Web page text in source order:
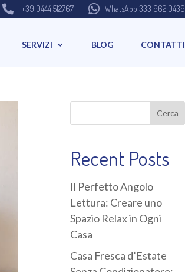
 +39 0444 512767  WhatsApp 333 962 0439
SERVIZI BLOG CONTATTI
Cerca
Recent Posts
Il Perfetto Angolo
Lettura: Creare uno
Spazio Relax in Ogni
Casa
Casa Fresca d’Estate